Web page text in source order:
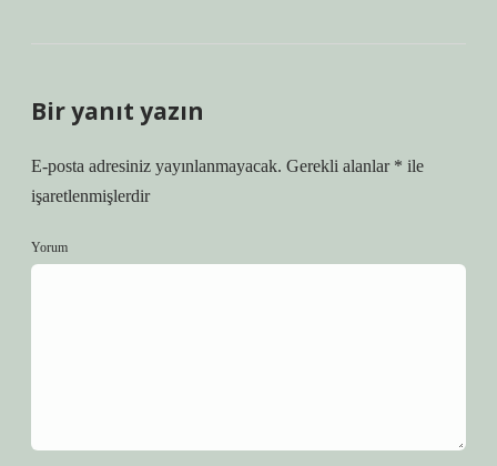
Bir yanıt yazın
E-posta adresiniz yayınlanmayacak. Gerekli alanlar * ile
işaretlenmişlerdir
Yorum